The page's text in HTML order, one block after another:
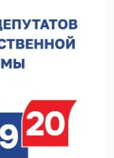
сотрудничества с